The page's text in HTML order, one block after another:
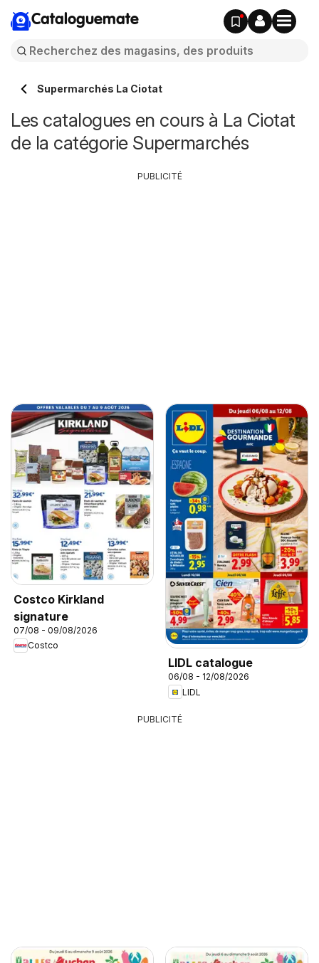
Cataloguemate
Supermarchés La Ciotat
Les catalogues en cours à La Ciotat
de la catégorie Supermarchés
Costco Kirkland
signature
07/08 - 09/08/2026
Costco
LIDL catalogue
06/08 - 12/08/2026
LIDL
PUBLICITÉ
PUBLICITÉ